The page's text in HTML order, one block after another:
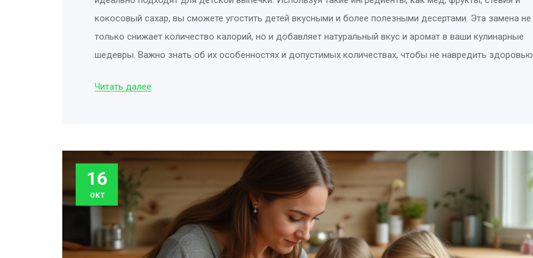
кокосовый сахар, вы сможете угостить детей вкусными и более полезными десертами. Эта замена не
только снижает количество калорий, но и добавляет натуральный вкус и аромат в ваши кулинарные
шедевры. Важно знать об их особенностях и допустимых количествах, чтобы не навредить здоровью
на их вкусовых качествах.
Читать далее
16
окт